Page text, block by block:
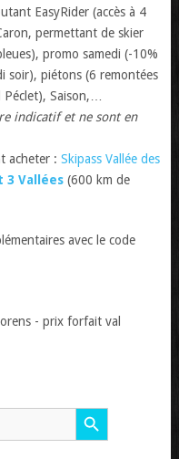
EasyRider (accès à 4
permettant de skier
promo samedi (-10%
soir), piétons (6 remontées
Saison,…
indicatif et ne sont en
acheter : Skipass Vallée des
3 Vallées(600 km de
avec le code
- prix forfait val
Search Button